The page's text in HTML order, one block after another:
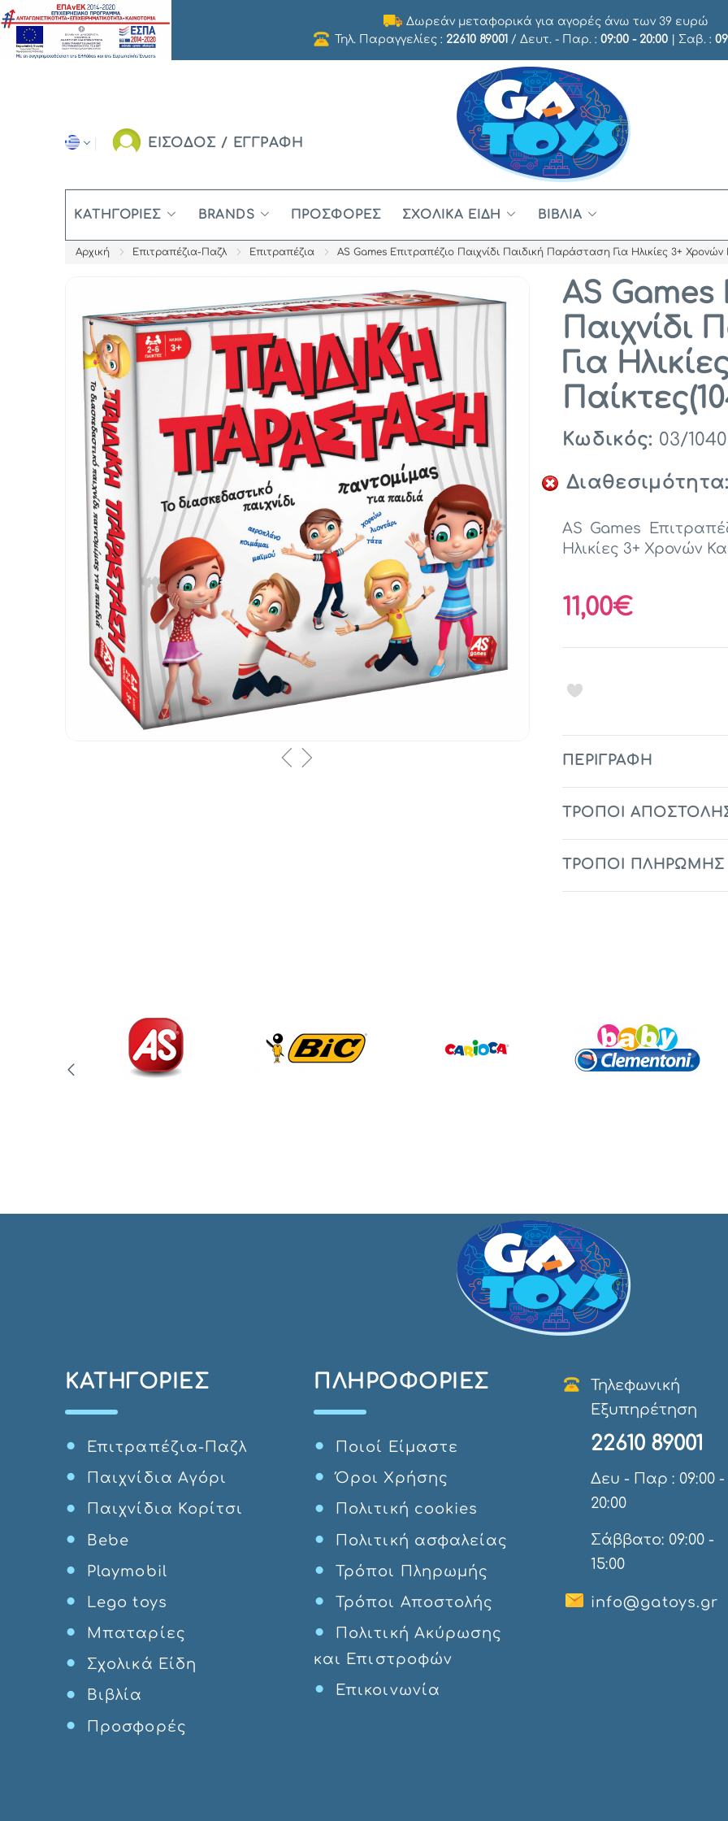
Δωρεάν μεταφορικά για αγορές άνω των 39 ευρώ
Τηλ. Παραγγελίες : 22610 89001 / Δευτ. - Παρ. : 09:00 - 20:00 | Σαβ. :
ΕΙΣΟΔΟΣ / ΕΓΓΡΑΦΗ
ΚΑΤΗΓΟΡΊΕΣ BRANDS ΠΡΟΣΦΟΡΈΣ ΣΧΟΛΙΚΆ ΕΊΔΗ ΒΙΒΛΊΑ
Αρχική Επιτραπέζια-Παζλ Επιτραπέζια AS Games Επιτραπέζιο Παιχνίδι Παιδική Παράσταση Για Ηλικίες 3+ Χρονών
AS Games
Παιχνίδι
Για
Κωδικός: 03/
AS Games
Ηλικίες 3+ Χρονών
11,00€
ΠΕΡΙΓΡΑΦΉ
ΤΡΟΠΟΙ
ΤΡΟΠΟΙ ΠΛΗΡΩΜΗΣ
ΚΑΤΗΓΟΡΊΕΣ
Επιτραπέζια-Παζλ
Παιχνίδια Αγόρι
Παιχνίδια Κορίτσι
Bebe
Playmobil
Lego toys
Μπαταρίες
Σχολικά Είδη
Βιβλία
Προσφορές
ΠΛΗΡΟΦΟΡΊΕΣ
Ποιοί Eίμαστε
Όροι Χρήσης
Πολιτική cookies
Πολιτική ασφαλείας
Τρόποι Πληρωμής
Τρόποι Αποστολής
Πολιτική Ακύρωσης
και Επιστροφών
Επικοινωνία
Τηλεφωνική
Εξυπηρέτηση
22610 89001
Δευ - Παρ : 09:00 -
20:00
Σάββατο: 09:00 -
15:00
info@gatoys.gr